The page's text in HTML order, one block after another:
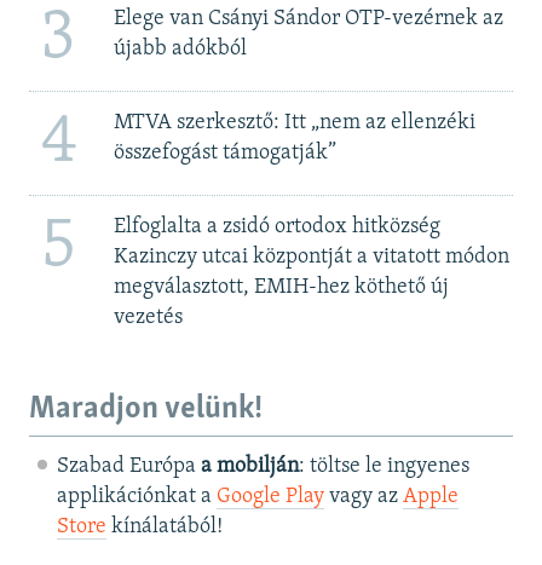
3
Elege van Csányi Sándor OTP-vezérnek az
újabb adókból
4
MTVA szerkesztő: Itt „nem az ellenzéki
összefogást támogatják”
5
Elfoglalta a zsidó ortodox hitközség
Kazinczy utcai központját a vitatott módon
megválasztott, EMIH-hez köthető új
vezetés
Maradjon velünk!
Szabad Európa a mobilján: töltse le ingyenes
applikációnkat a Google Playvagy az Apple
Store kínálatából!